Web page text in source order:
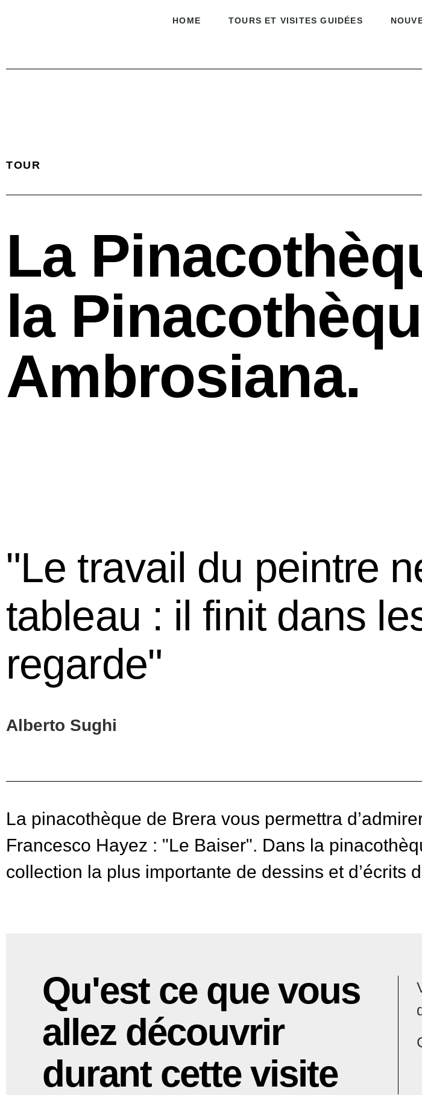
HOME TOURS ET VISITES GUIDÉES
TOUR
La
la
Ambrosiana.
"Le travail du peintre
tableau : il finit dans
regarde"
Alberto Sughi
La pinacothèque de Brera vous permettra
Francesco Hayez : "Le Baiser". Dans la
collection la plus importante de dessins et d’écrits
Qu'est ce que vous
allez découvrir
durant cette visite